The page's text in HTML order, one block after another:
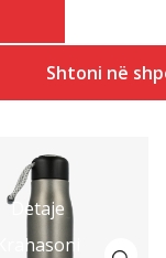
Shtoni në
Detaje
Krahasoni